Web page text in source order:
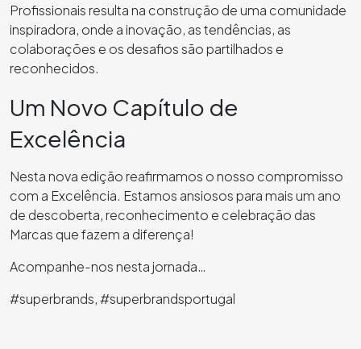
Profissionais resulta na construção de uma comunidade
inspiradora, onde a inovação, as tendências, as
colaborações e os desafios são partilhados e
reconhecidos.
Um Novo Capítulo de
Excelência
Nesta nova edição reafirmamos o nosso compromisso
com a Excelência. Estamos ansiosos para mais um ano
de descoberta, reconhecimento e celebração das
Marcas que fazem a diferença!
Acompanhe-nos nesta jornada…
#superbrands, #superbrandsportugal